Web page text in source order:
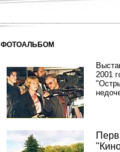
ФОТОАЛЬБОМ
2001